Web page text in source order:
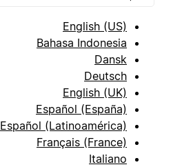
English (US)
Bahasa Indonesia
Dansk
Deutsch
English (UK)
Español (España)
Español (Latinoamérica)
Français (France)
Italiano